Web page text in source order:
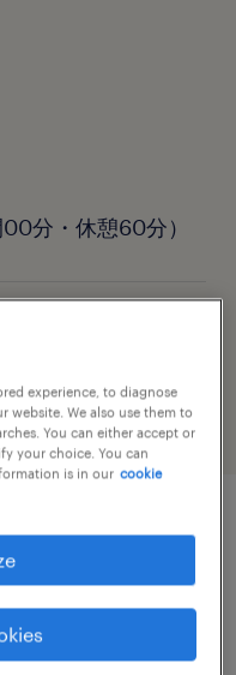
分・休憩60分）
experience, to diagnose
website. We also use them to
You can either accept or
your choice. You can
is in our cookie